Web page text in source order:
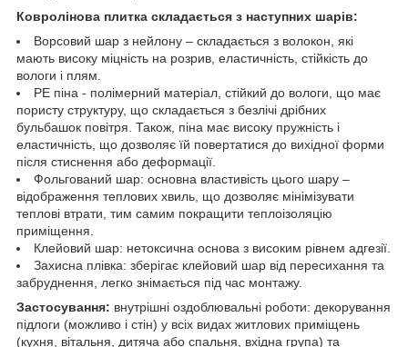
Ковролінова плитка складається з наступних шарів:
Ворсовий шар з нейлону – складається з волокон, які
мають високу міцність на розрив, еластичність, стійкість до
вологи і плям.
РЕ піна - полімерний матеріал, стійкий до вологи, що має
пористу структуру, що складається з безлічі дрібних
бульбашок повітря. Також, піна має високу пружність і
еластичність, що дозволяє їй повертатися до вихідної форми
після стиснення або деформації.
Фольгований шар: основна властивість цього шару –
відображення теплових хвиль, що дозволяє мінімізувати
теплові втрати, тим самим покращити теплоізоляцію
приміщення.
Клейовий шар: нетоксична основа з високим рівнем адгезії.
Захисна плівка: зберігає клейовий шар від пересихання та
забруднення, легко знімається під час монтажу.
Застосування: внутрішні оздоблювальні роботи: декорування
підлоги (можливо і стін) у всіх видах житлових приміщень
(кухня, вітальня, дитяча або спальня, вхідна група) та